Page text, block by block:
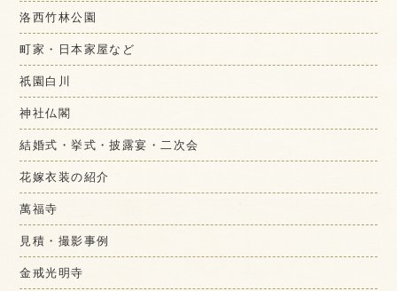
洛西竹林公園
町家・日本家屋など
祇園白川
神社仏閣
結婚式・挙式・披露宴・二次会
花嫁衣装の紹介
萬福寺
見積・撮影事例
金戒光明寺